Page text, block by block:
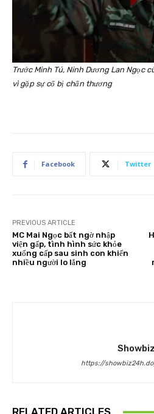
Trước Minh Tú, Ninh Dương Lan Ngọc
vì gặp sự cố bị chấn thương
Facebook Twitter
PREVIOUS ARTICLE
MC Mai Ngọc bất ngờ nhập
viện gấp, tình hình sức khỏe
xuống cấp sau sinh con khiến
nhiều người lo lắng
Showbiz
https://